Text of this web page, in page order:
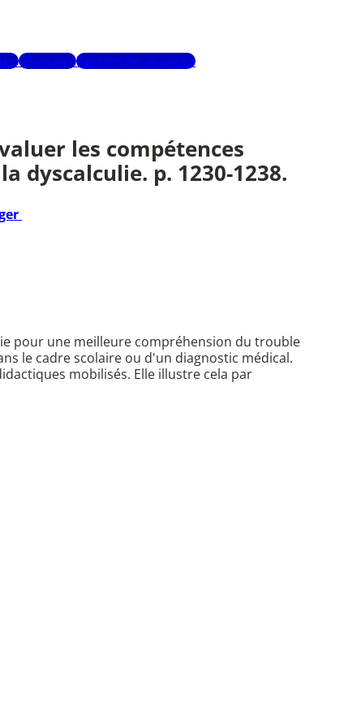
GlossaireRecherche avancée
les compétences
dyscalculie. p. 1230-1238.
pour une meilleure compréhension du trouble
le cadre scolaire ou d'un diagnostic médical.
mobilisés. Elle illustre cela par